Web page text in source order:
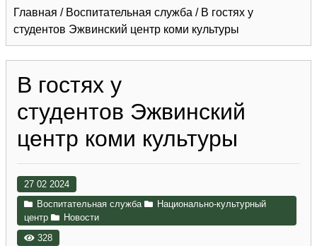
Главная / Воспитательная служба / В гостях у
студентов Эжвинский центр коми культуры
В гостях у
студентов Эжвинский
центр коми культуры
27 02 2024
Воспитательная служба
Национально-культурный
центр
Новости
328